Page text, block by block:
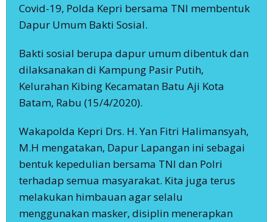
Covid-19, Polda Kepri bersama TNI membentuk
Dapur Umum Bakti Sosial.
Bakti sosial berupa dapur umum dibentuk dan
dilaksanakan di Kampung Pasir Putih,
Kelurahan Kibing Kecamatan Batu Aji Kota
Batam, Rabu (15/4/2020).
Wakapolda Kepri Drs. H. Yan Fitri Halimansyah,
M.H mengatakan, Dapur Lapangan ini sebagai
bentuk kepedulian bersama TNI dan Polri
terhadap semua masyarakat. Kita juga terus
melakukan himbauan agar selalu
menggunakan masker, disiplin menerapkan